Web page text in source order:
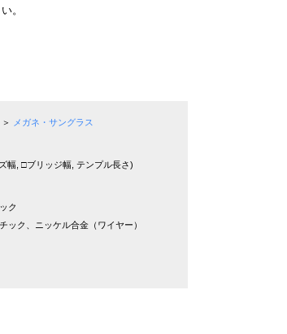
。
＞ メガネ・サングラス
幅, □ブリッジ幅, テンプル長さ)
ク
ック、ニッケル合金（ワイヤー）